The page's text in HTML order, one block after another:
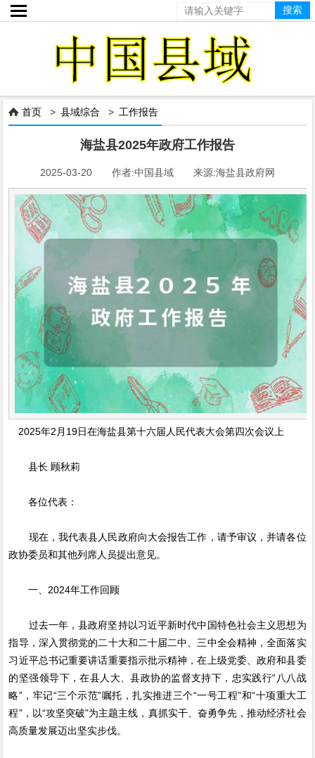

 首页 >县域综合 > 工作报告
海盐县2025年政府工作报告
2025-03-20 作者:中国县域 来源:海盐县政府网
2025年2月19日在海盐县第十六届人民代表大会第四次会议上
县长 顾秋莉
各位代表：
现在，我代表县人民政府向大会报告工作，请予审议，并请各位
政协委员和其他列席人员提出意见。
一、2024年工作回顾
过去一年，县政府坚持以习近平新时代中国特色社会主义思想为
指导，深入贯彻党的二十大和二十届二中、三中全会精神，全面落实
习近平总书记重要讲话重要指示批示精神，在上级党委、政府和县委
的坚强领导下，在县人大、县政协的监督支持下，忠实践行“八八战
略”，牢记“三个示范”嘱托，扎实推进三个“一号工程”和“十项重大工
程”，以“攻坚突破”为主题主线，真抓实干、奋勇争先，推动经济社会
高质量发展迈出坚实步伐。